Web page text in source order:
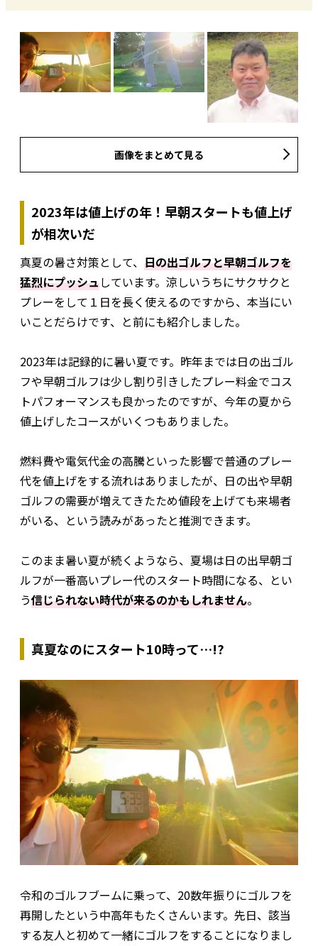
画像をまとめて見る
2023年は値上げの年！早朝スタートも値上げ
が相次いだ
真夏の暑さ対策として、 日の出ゴルフと早朝ゴルフを
猛烈にプッシュしています。涼しいうちにサクサクと
プレーをして１日を長く使えるのですから、本当にい
いことだらけです、と前にも紹介しました。
2023年は記録的に暑い夏です。昨年までは日の出ゴル
フや早朝ゴルフは少し割り引きしたプレー料金でコス
トパフォーマンスも良かったのですが、今年の夏から
値上げしたコースがいくつもありました。
燃料費や電気代金の高騰といった影響で普通のプレー
代を値上げをする流れはありましたが、日の出や早朝
ゴルフの需要が増えてきたため値段を上げても来場者
がいる、という読みがあったと推測できます。
このまま暑い夏が続くようなら、夏場は日の出早朝ゴ
ルフが一番高いプレー代のスタート時間になる、とい
う信じられない時代が来るのかもしれません。
真夏なのにスタート10時って…!?
令和のゴルフブームに乗って、20数年振りにゴルフを
再開したという中高年もたくさんいます。先日、該当
する友人と初めて一緒にゴルフをすることになりまし